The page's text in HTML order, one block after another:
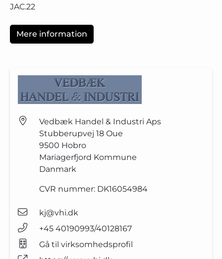
JAC.22
Mere information
Vedbæk Handel & Industri Aps
Stubberupvej 18 Oue
9500 Hobro
Mariagerfjord Kommune
Danmark
CVR nummer: DK16054984
kj@vhi.dk
+45 40190993/40128167
Gå til virksomhedsprofil